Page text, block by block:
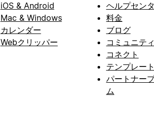
iOS & Android
Mac & Windows
カレンダー
Webクリッパー
ヘルプセン
料金
ブログ
コミュニティ
コネクト
テンプレート
パートナー
ム